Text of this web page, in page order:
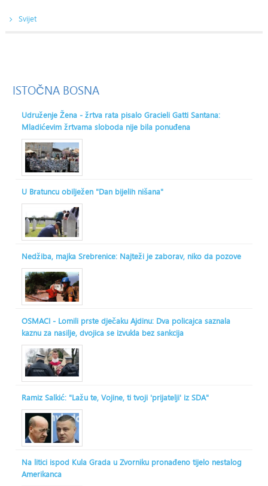
Svijet
ISTOČNA BOSNA
Udruženje Žena - žrtva rata pisalo Gracieli Gatti Santana:
Mladićevim žrtvama sloboda nije bila ponuđena
U Bratuncu obilježen "Dan bijelih nišana"
Nedžiba, majka Srebrenice: Najteži je zaborav, niko da pozove
OSMACI - Lomili prste dječaku Ajdinu: Dva policajca saznala
kaznu za nasilje, dvojica se izvukla bez sankcija
Ramiz Salkić: "Lažu te, Vojine, ti tvoji 'prijatelji' iz SDA"
Na litici ispod Kula Grada u Zvorniku pronađeno tijelo nestalog
Amerikanca